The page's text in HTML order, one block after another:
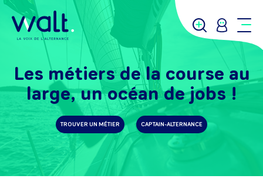
Les métiers de la course au
large, un océan de jobs !
TROUVER UN MÉTIER CAPTAIN-ALTERNANCE